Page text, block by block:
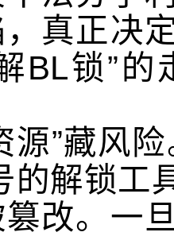
真正决
BL锁”
”藏风险
的解锁工
改。一